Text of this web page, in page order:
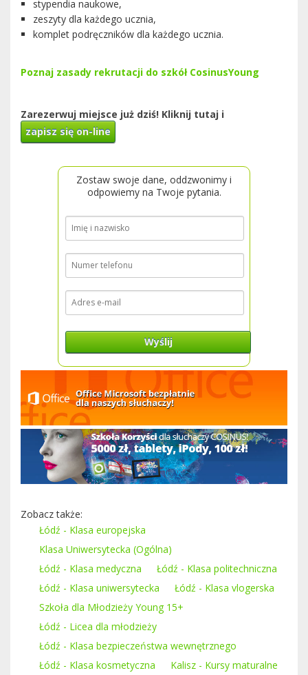
stypendia naukowe,
zeszyty dla każdego ucznia,
komplet podręczników dla każdego ucznia.
Poznaj zasady rekrutacji do szkół CosinusYoung
Zarezerwuj miejsce już dziś! Kliknij tutaj i
zapisz się on-line
Zostaw swoje dane, oddzwonimy i
odpowiemy na Twoje pytania.
Wyślij
Zobacz także:
Łódź - Klasa europejska
Klasa Uniwersytecka (Ogólna)
Łódź - Klasa medyczna
Łódź - Klasa politechniczna
Łódź - Klasa uniwersytecka
Łódź - Klasa vlogerska
Szkoła dla Młodzieży Young 15+
Łódź - Licea dla młodzieży
Łódź - Klasa bezpieczeństwa wewnętrznego
Łódź - Klasa kosmetyczna
Kalisz - Kursy maturalne